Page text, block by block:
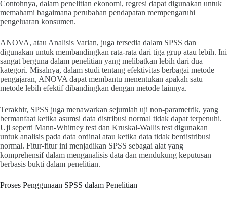
Contohnya, dalam penelitian ekonomi, regresi dapat digunakan untuk
memahami bagaimana perubahan pendapatan mempengaruhi
pengeluaran konsumen.
ANOVA, atau Analisis Varian, juga tersedia dalam SPSS dan
digunakan untuk membandingkan rata-rata dari tiga grup atau lebih. Ini
sangat berguna dalam penelitian yang melibatkan lebih dari dua
kategori. Misalnya, dalam studi tentang efektivitas berbagai metode
pengajaran, ANOVA dapat membantu menentukan apakah satu
metode lebih efektif dibandingkan dengan metode lainnya.
Terakhir, SPSS juga menawarkan sejumlah uji non-parametrik, yang
bermanfaat ketika asumsi data distribusi normal tidak dapat terpenuhi.
Uji seperti Mann-Whitney test dan Kruskal-Wallis test digunakan
untuk analisis pada data ordinal atau ketika data tidak berdistribusi
normal. Fitur-fitur ini menjadikan SPSS sebagai alat yang
komprehensif dalam menganalisis data dan mendukung keputusan
berbasis bukti dalam penelitian.
Proses Penggunaan SPSS dalam Penelitian